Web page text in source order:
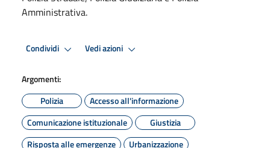
Amministrativa.
Condividi Vedi azioni
Argomenti:
Polizia
Accesso all'informazione
Comunicazione istituzionale
Giustizia
Risposta alle emergenze
Urbanizzazione